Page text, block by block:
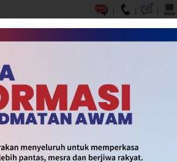
| | |
INFOGRAFIK